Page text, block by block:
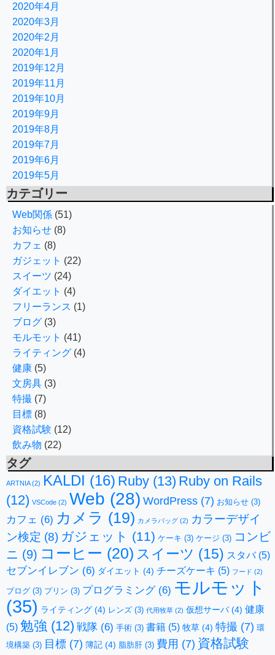
2020年4月
2020年3月
2020年2月
2020年1月
2019年12月
2019年11月
2019年10月
2019年9月
2019年8月
2019年7月
2019年6月
2019年5月
カテゴリー
Web関係 (51)
お知らせ (8)
カフェ (8)
ガジェット (22)
スイーツ (24)
ダイエット (4)
フリーランス (1)
ブログ (3)
モルモット (41)
ライティング (4)
健康 (5)
文房具 (3)
特撮 (7)
目標 (8)
資格試験 (12)
飲み物 (22)
タグ
ARTNIA(2) KALDI (16) Ruby (13) Ruby on Rails
(12) VSCode (2) Web (28) WordPress (7) お知らせ (3)
カフェ (6) カメラ (19) カメラバッグ (2) カラーデザイ
ン検定 (8) ガジェット (11) ケーキ (3) ケージ (3) コンビ
ニ (9) コーヒー (20) スイーツ (15) スタバ(5)
セブンイレブン (6) ダイエット (4) チーズケーキ (5) フード (2)
ブログ (3) プリン (3) プログラミング(6) モルモット
(35) ライティング (4) レンズ (3) 代用牧草 (2) 仮想サーバ(4) 健康
(5) 勉強 (12) 戦隊 (6) 手術 (3) 書籍 (5) 牧草 (4) 特撮 (7) 環
境構築 (3) 目標 (7) 簿記 (4) 脂肪肝 (3) 費用 (7) 資格試験